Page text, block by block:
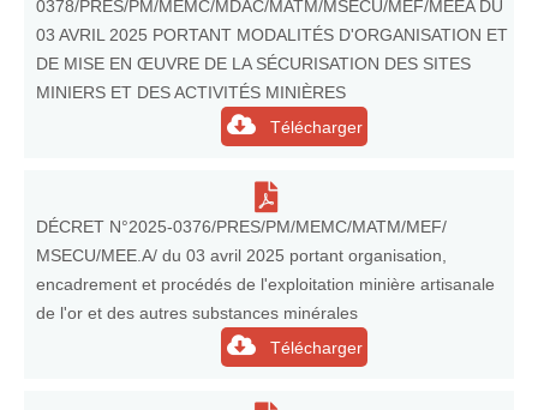
0378/PRES/PM/MEMC/MDAC/MATM/MSECU/MEF/MEEA DU
03 AVRIL 2025 PORTANT MODALITÉS D'ORGANISATION ET
DE MISE EN ŒUVRE DE LA SÉCURISATION DES SITES
MINIERS ET DES ACTIVITÉS MINIÈRES
Télécharger
DÉCRET N°2025-0376/PRES/PM/MEMC/MATM/MEF/
MSECU/MEE.A/ du 03 avril 2025 portant organisation,
encadrement et procédés de l'exploitation minière artisanale
de l'or et des autres substances minérales
Télécharger